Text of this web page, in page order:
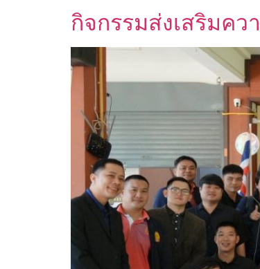
กิจกรรมส่งเสริมค